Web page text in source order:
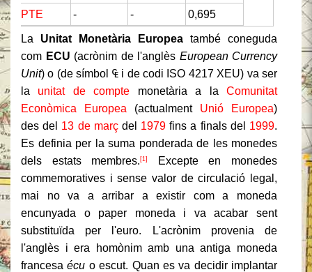
PTE
- - 0,695
La Unitat Monetària Europea també coneguda
com ECU (acrònim de l'anglès European Currency
Unit) o (de símbol ₠ i de codi ISO 4217 XEU) va ser
la unitat de compte monetària a laComunitat
Econòmica Europea (actualment Unió Europea)
des del 13 de marçdel 1979 fins a finals del 1999.
Es definia per la suma ponderada de les monedes
dels estats membres.[1]
Excepte en monedes
commemoratives i sense valor de circulació legal,
mai no va a arribar a existir com a moneda
encunyada o paper moneda i va acabar sent
substituïda per l'euro. L'acrònim provenia de
l'anglès i era homònim amb una antiga moneda
francesaécu o escut. Quan es va decidir implantar